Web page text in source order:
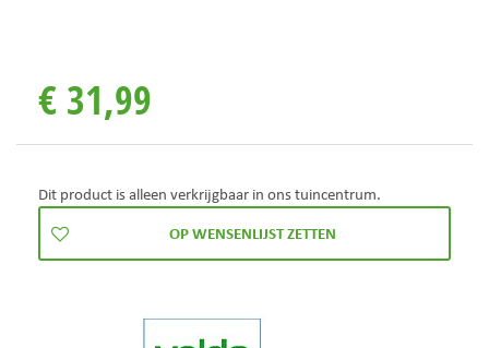
€ 31,99
Dit product is alleen verkrijgbaar in ons tuincentrum.